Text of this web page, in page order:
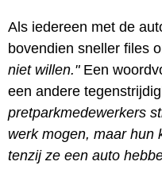
Als iedereen met de
bovendien sneller files
niet willen."Een
een andere
pretparkmedewerkers
werk mogen, maar hun
tenzij ze een auto